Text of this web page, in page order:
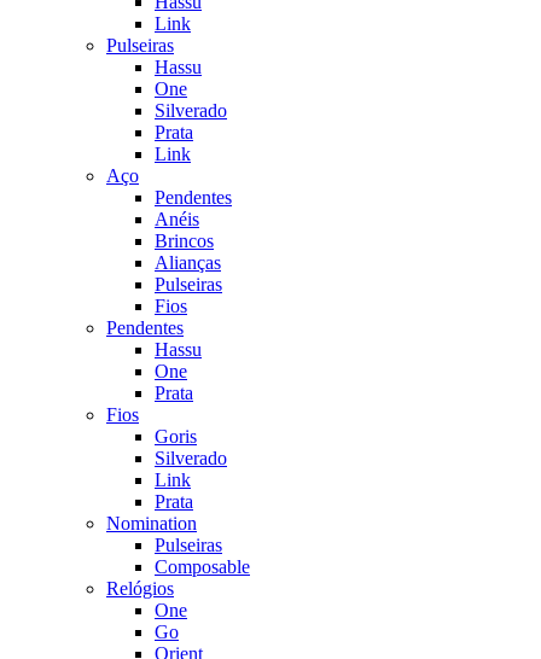
Link
Pulseiras
Hassu
One
Silverado
Prata
Link
Aço
Pendentes
Anéis
Brincos
Alianças
Pulseiras
Fios
Pendentes
Hassu
One
Prata
Fios
Goris
Silverado
Link
Prata
Nomination
Pulseiras
Composable
Relógios
One
Go
Orient